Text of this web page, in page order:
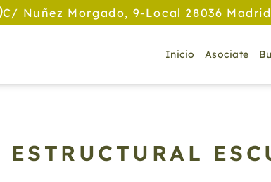
C/ Nuñez Morgado, 9-Local 28036 Madrid
Inicio Asociate
ESTRUCTURAL